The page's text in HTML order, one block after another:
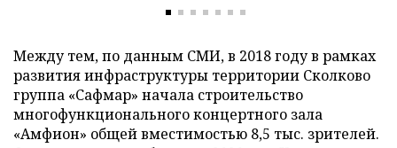
Между тем, по данным СМИ, в 2018 году в рамках
развития инфраструктуры территории Сколково
группа «Сафмар» начала строительство
многофункционального концертного зала
«Амфион» общей вместимостью 8,5 тыс. зрителей.